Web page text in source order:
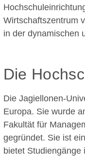
Wirtschaftszentrum
in der dynamischen
Die
Die Jagiellonen-
Europa. Sie wurde
Fakultät für
gegründet. Sie ist
bietet